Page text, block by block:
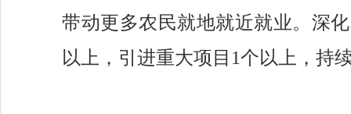
带动更多农民就地就近就业。深
以上，引进重大项目1个以上，持